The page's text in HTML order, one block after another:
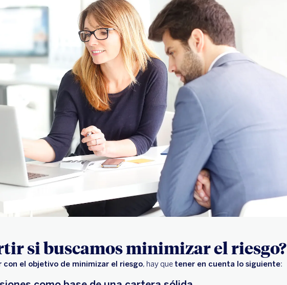
si buscamos minimizar el riesgo?
con el objetivo de minimizar el riesgo, hay que tener en cuenta lo siguiente: